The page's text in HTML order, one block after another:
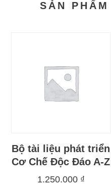
SẢN
Bộ tài liệu phát triển
Cơ Chế Độc Đáo A-Z
1.250.000 ₫